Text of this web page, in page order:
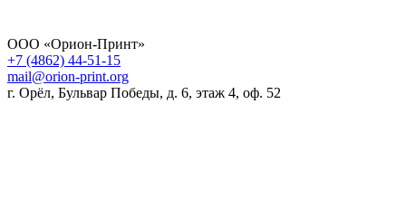
ООО «Орион-Принт»
+7 (4862) 44-51-15
mail@orion-print.org
г. Орёл, Бульвар Победы, д. 6, этаж 4, оф. 52